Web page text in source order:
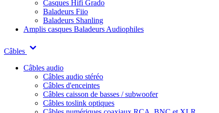
Casques Hifi Grado
Baladeurs Fiio
Baladeurs Shanling
Amplis casques Baladeurs Audiophiles
Câbles
Câbles audio
Câbles audio stéréo
Câbles d'enceintes
Câbles caisson de basses / subwoofer
Câbles toslink optiques